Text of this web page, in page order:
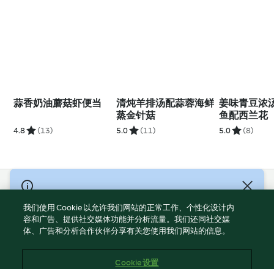
蒜香奶油蘑菇虾便当
4.8 (13)
清炖羊排汤配蒜蓉海鲜
蒸金针菇
5.0 (11)
姜味青豆浓
鱼配西兰花
5.0 (8)
© Copyright 2021-2023 福维克信息科技(上海)有限公司 版权所有
2026
使用规定
我们使用 Cookie 以允许我们网站的正常工作、个性化设计内
容和广告、提供社交媒体功能并分析流量。我们还同社交媒
体、广告和分析合作伙伴分享有关您使用我们网站的信息。
Cookie 设置